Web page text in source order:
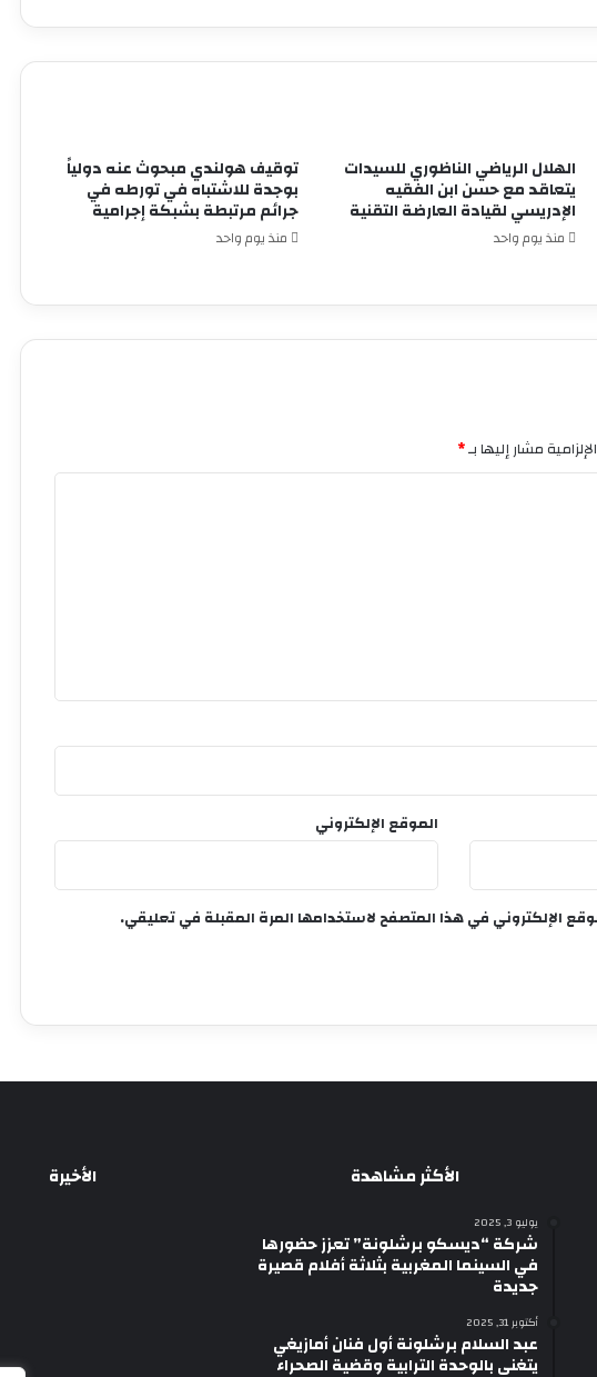
لمواجهة
الهلال الرياضي الناظوري للسيدات
يتعاقد مع حسن ابن الفقيه
الإدريسي لقيادة العارضة التقنية
منذ يوم واحد
توقيف هولندي مبحوث عنه دولياً
بوجدة للاشتباه في تورطه في
جرائم مرتبطة بشبكة إجرامية
منذ يوم واحد
مشار إليها بـ*
الموقع الإلكتروني
الإلكتروني في هذا المتصفح لاستخدامها المرة المقبلة في تعليقي.
الأكثر مشاهدة
يوليو 3, 2025
شركة “ديسكو برشلونة” تعزز حضورها
في السينما المغربية بثلاثة أفلام قصيرة
جديدة
أكتوبر 31, 2025
عبد السلام برشلونة أول فنان أمازيغي
يتغنى بالوحدة الترابية وقضية الصحراء
الأخيرة